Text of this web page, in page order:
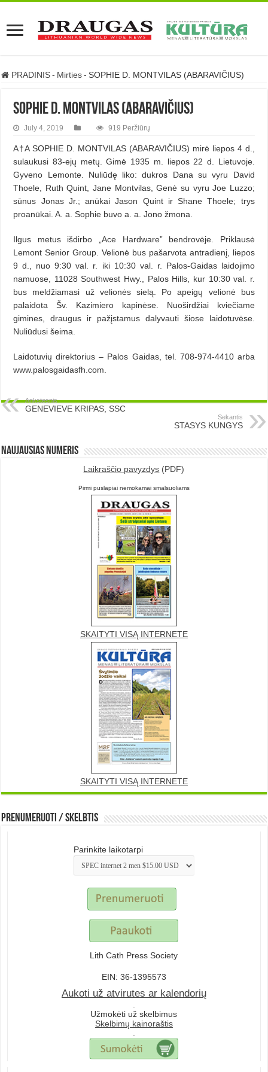
PRADINIS - Mirties - SOPHIE D. MONTVILAS (ABARAVIČIUS)
SOPHIE D. MONTVILAS (ABARAVIČIUS)
July 4, 2019 919 Peržiūrų
A†A SOPHIE D. MONTVILAS (ABARAVIČIUS) mirė liepos 4 d.,
sulaukusi 83-ejų metų. Gimė 1935 m. liepos 22 d. Lietuvoje.
Gyveno Lemonte. Nuliūdę liko: dukros Dana su vyru David
Thoele, Ruth Quint, Jane Montvilas, Genė su vyru Joe Luzzo;
sūnus Jonas Jr.; anūkai Jason Quint ir Shane Thoele; trys
proanūkai. A. a. Sophie buvo a. a. Jono žmona.
Ilgus metus išdirbo „Ace Hardware” bendrovėje. Priklausė
Lemont Senior Group. Velionė bus pašarvota antradienį, liepos
9 d., nuo 9:30 val. r. iki 10:30 val. r. Palos-Gaidas laidojimo
namuose, 11028 Southwest Hwy., Palos Hills, kur 10:30 val. r.
bus meldžiamasi už velionės sielą. Po apeigų velionė bus
palaidota Šv. Kazimiero kapinėse. Nuoširdžiai kviečiame
gimines, draugus ir pažįstamus dalyvauti šiose laidotuvėse.
Nuliūdusi šeima.
Laidotuvių direktorius – Palos Gaidas, tel. 708-974-4410 arba
www.palosgaidasfh.com.
Ankstesnis
GENEVIEVE KRIPAS, SSC
Sekantis
STASYS KUNGYS
Naujausias numeris
Laikraščio pavyzdys (PDF)
Pirmi puslapiai nemokamai smalsuoliams
SKAITYTI VISĄ INTERNETE
SKAITYTI VISĄ INTERNETE
Prenumeruoti / Skelbtis
Parinkite laikotarpi
Lith Cath Press Society
EIN: 36-1395573
Aukoti už atvirutes ar kalendorių
Užmokėti už skelbimus
Skelbimų kainoraštis